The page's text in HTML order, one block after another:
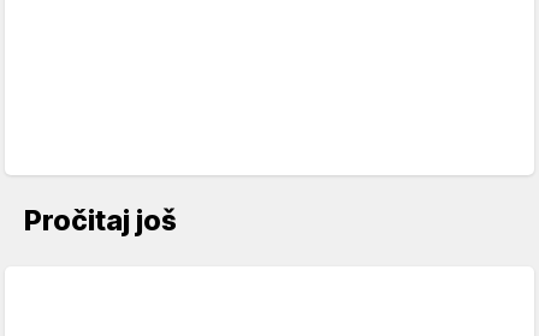
Pročitaj još